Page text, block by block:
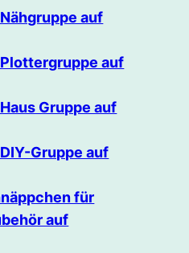
auf
auf
Gruppe auf
Gruppe auf
für
auf